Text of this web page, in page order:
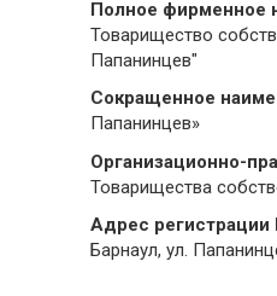
Полное фирменное
Товарищество
Папанинцев"
Сокращенное
Папанинцев»
Организационно-
Товарищества
Адрес
Барнаул, ул.